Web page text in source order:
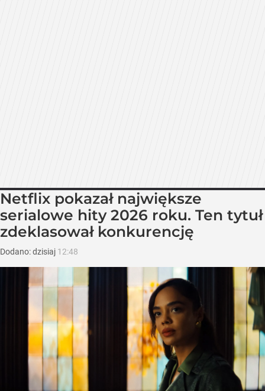
Netflix pokazał największe
serialowe hity 2026 roku. Ten tytuł
zdeklasował konkurencję
Dodano:dzisiaj 12:48